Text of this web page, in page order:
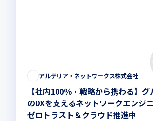
アルテリア・ネットワークス株式会社
【社内100％・戦略から携わる】
のDXを支えるネットワークエンジ
ゼロトラスト＆クラウド推進中